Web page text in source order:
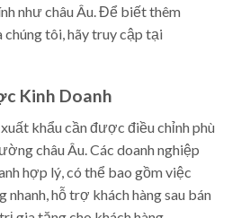
như châu Âu. Để biết thêm
chúng tôi, hãy truy cập tại
Kinh Doanh
khẩu cần được điều chỉnh phù
châu Âu. Các doanh nghiệp
hợp lý, có thể bao gồm việc
nhanh, hỗ trợ khách hàng sau bán